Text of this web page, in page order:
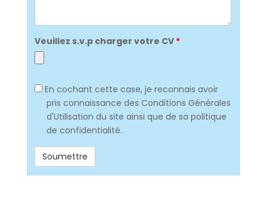
Veuillez s.v.p charger votre CV *
RGPD
En cochant cette case, je reconnais avoir
pris connaissance des Conditions Générales
d'Utilisation du site ainsi que de sa politique
de confidentialité.